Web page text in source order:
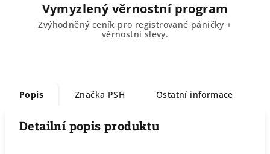
Vymyzlený věrnostní program
Zvýhodněný ceník pro registrované páničky +
věrnostní slevy.
Popis Značka PSH Ostatní informace
Detailní popis produktu